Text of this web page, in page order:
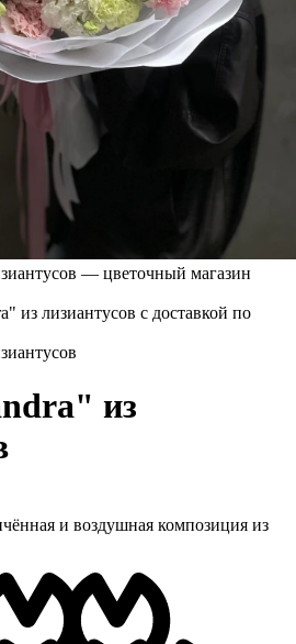
из
и воздушная композиция из